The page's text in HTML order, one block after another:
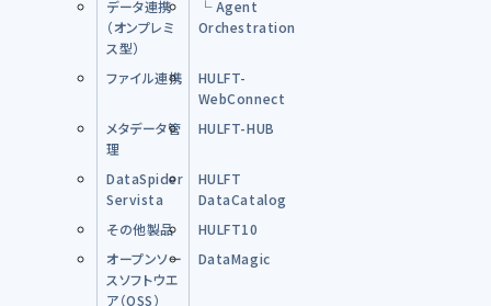
データ連携
（オンプレミ
ス型）
└ Agent
Orchestration
ファイル連携
HULFT-
WebConnect
メタデータ管
理
HULFT-HUB
DataSpider
Servista
HULFT
DataCatalog
その他製品
HULFT10
オープンソー
スソフトウエ
ア（OSS）
DataMagic